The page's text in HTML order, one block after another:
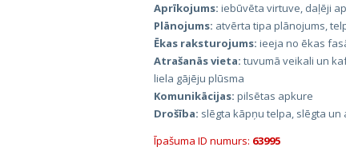
Aprīkojums: iebūvēta virtuve, daļēji
Plānojums: atvērta tipa plānojums,
Ēkas raksturojums: ieeja no ēkas
Atrašanās vieta: tuvumā veikali un
liela gājēju plūsma
Komunikācijas: pilsētas apkure
Drošība: slēgta kāpņu telpa, slēgta
Īpašuma ID numurs: 63995